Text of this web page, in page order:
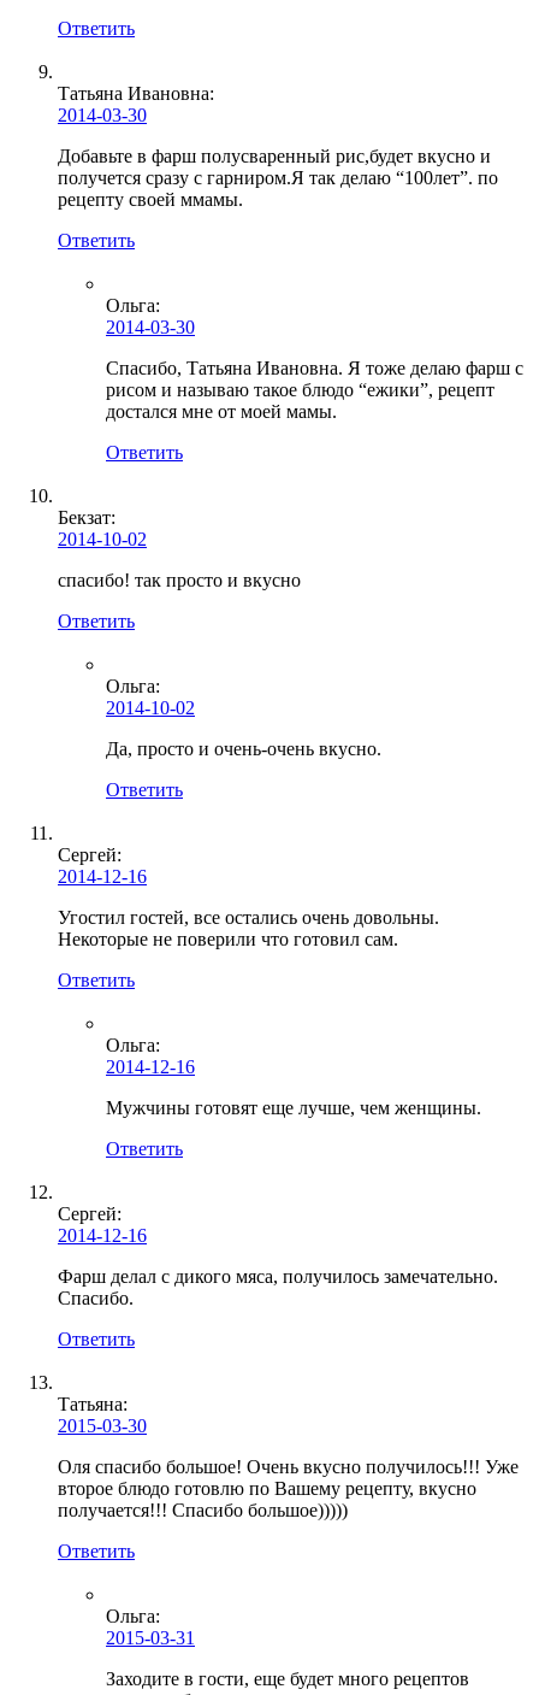
Ответить
Татьяна Ивановна:
2014-03-30
Добавьте в фарш полусваренный рис,будет вкусно и
получется сразу с гарниром.Я так делаю “100лет”. по
рецепту своей ммамы.
Ответить
Ольга:
2014-03-30
Спасибо, Татьяна Ивановна. Я тоже делаю фарш с
рисом и называю такое блюдо “ежики”, рецепт
достался мне от моей мамы.
Ответить
Бекзат:
2014-10-02
спасибо! так просто и вкусно
Ответить
Ольга:
2014-10-02
Да, просто и очень-очень вкусно.
Ответить
Сергей:
2014-12-16
Угостил гостей, все остались очень довольны.
Некоторые не поверили что готовил сам.
Ответить
Ольга:
2014-12-16
Мужчины готовят еще лучше, чем женщины.
Ответить
Сергей:
2014-12-16
Фарш делал с дикого мяса, получилось замечательно.
Спасибо.
Ответить
Татьяна:
2015-03-30
Оля спасибо большое! Очень вкусно получилось!!! Уже
второе блюдо готовлю по Вашему рецепту, вкусно
получается!!! Спасибо большое)))))
Ответить
Ольга:
2015-03-31
Заходите в гости, еще будет много рецептов